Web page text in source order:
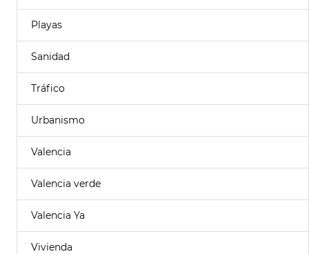
Playas
Sanidad
Tráfico
Urbanismo
Valencia
Valencia verde
Valencia Ya
Vivienda